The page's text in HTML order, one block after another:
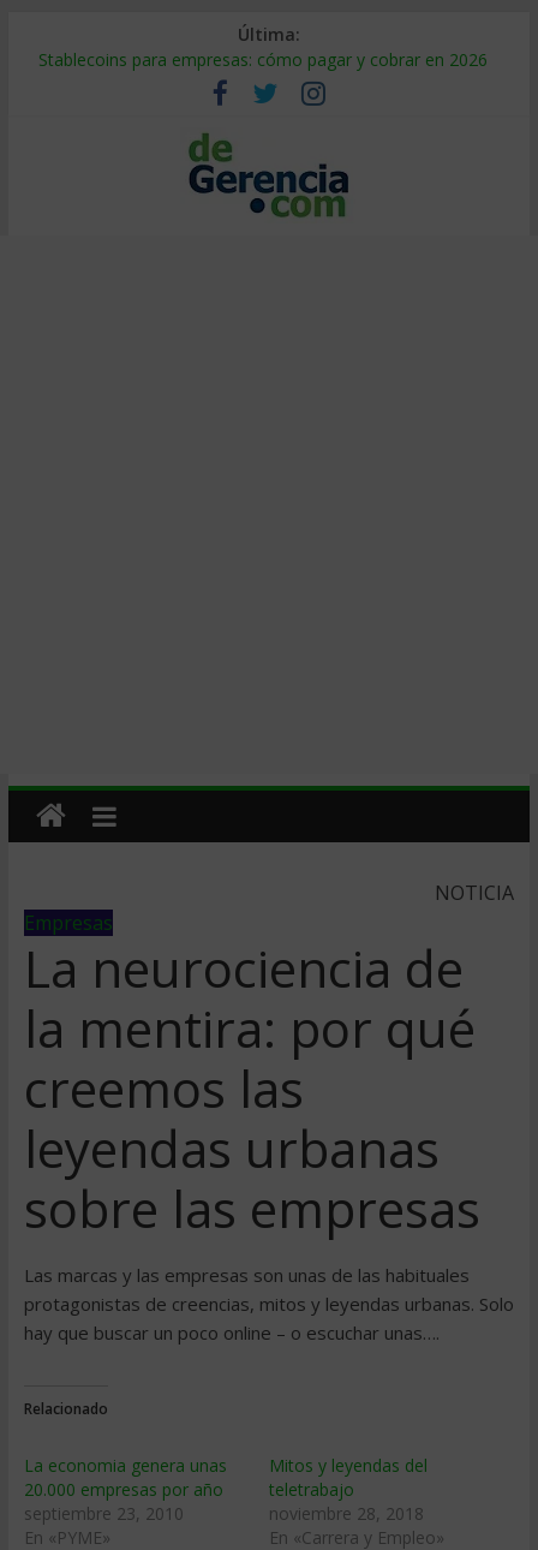
Última:
Stablecoins para empresas: cómo pagar y cobrar en 2026
Despido silencioso: qué es y por qué sale tan caro
IA en selección de personal: cómo auditarla a tiempo
Trabajo forzoso en la cadena de suministro: qué hacer
Mercado hispano de EE. UU.: cómo segmentarlo y venderle
NOTICIA
Empresas
La neurociencia de
la mentira: por qué
creemos las
leyendas urbanas
sobre las empresas
Las marcas y las empresas son unas de las habituales
protagonistas de creencias, mitos y leyendas urbanas. Solo
hay que buscar un poco online – o escuchar unas….
Relacionado
La economia genera unas
20.000 empresas por año
septiembre 23, 2010
En «PYME»
Mitos y leyendas del
teletrabajo
noviembre 28, 2018
En «Carrera y Empleo»